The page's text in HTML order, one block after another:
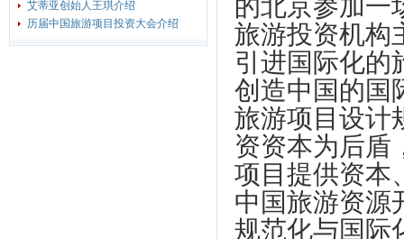
艾蒂亚创始人王琪介绍
历届中国旅游项目投资大会介绍
的北京参加一
旅游投资机构
引进国际化的
创造中国的国
旅游项目设计
资资本为后盾
项目提供资本
中国旅游资源
规范化与国际